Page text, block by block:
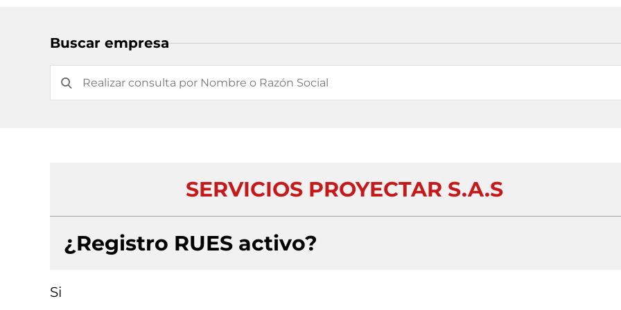
Buscar empresa
SERVICIOS PROYECTAR S.A.S
¿Registro RUES activo?
Si